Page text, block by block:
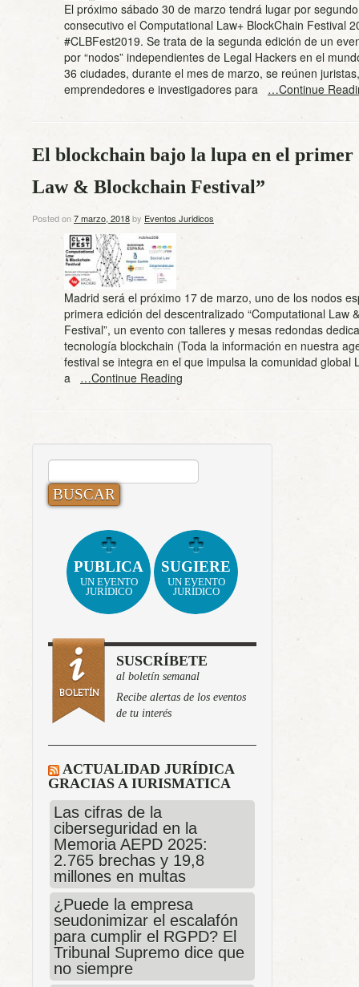
El próximo sábado 30 de marzo tendrá lugar por
consecutivo el Computational Law+ BlockChain Festival
#CLBFest2019. Se trata de la segunda edición de un
por “nodos” independientes de Legal Hackers en el
36 ciudades, durante el mes de marzo, se reúnen
emprendedores e investigadores para …Continue
El blockchain bajo la lupa en el
Law & Blockchain Festival”
Posted on7 marzo, 2018by Eventos Juridicos
Madrid será el próximo 17 de marzo, uno de los nodos
primera edición del descentralizado “Computational Law
Festival”, un evento con talleres y mesas redondas
tecnología blockchain (Toda la información en nuestra
festival se integra en el que impulsa la comunidad global
a …Continue Reading
BUSCAR:
PUBLICA
UN EVENTO
JURÍDICO
SUGIERE
UN EVENTO
JURÍDICO
SUSCRÍBETE
al boletín semanal
Recibe alertas de los eventos
de tu interés
ACTUALIDAD JURÍDICA
GRACIAS A IURISMATICA
Las cifras de la
ciberseguridad en la
Memoria AEPD 2025:
2.765 brechas y 19,8
millones en multas
¿Puede la empresa
seudonimizar el escalafón
para cumplir el RGPD? El
Tribunal Supremo dice que
no siempre